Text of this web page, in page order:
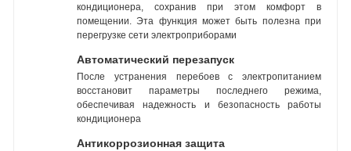
кондиционера, сохранив при этом комфорт в
помещении. Эта функция может быть полезна при
перегрузке сети электроприборами
Автоматический перезапуск
После устранения перебоев с электропитанием
восстановит параметры последнего режима,
обеспечивая надежность и безопасность работы
кондиционера
Антикоррозионная защита